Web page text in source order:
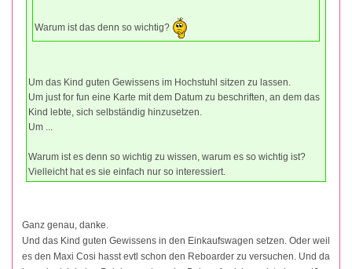
Warum ist das denn so wichtig?
Um das Kind guten Gewissens im Hochstuhl sitzen zu lassen.
Um just for fun eine Karte mit dem Datum zu beschriften, an dem das
Kind lebte, sich selbständig hinzusetzen.
Um ...
Warum ist es denn so wichtig zu wissen, warum es so wichtig ist?
Vielleicht hat es sie einfach nur so interessiert.
Ganz genau, danke.
Und das Kind guten Gewissens in den Einkaufswagen setzen. Oder weil
es den Maxi Cosi hasst evtl schon den Reboarder zu versuchen. Und da